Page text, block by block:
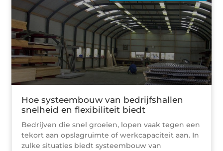
Hoe systeembouw van bedrijfshallen
snelheid en flexibiliteit biedt
Bedrijven die snel groeien, lopen vaak tegen een
tekort aan opslagruimte of werkcapaciteit aan. In
zulke situaties biedt systeembouw van